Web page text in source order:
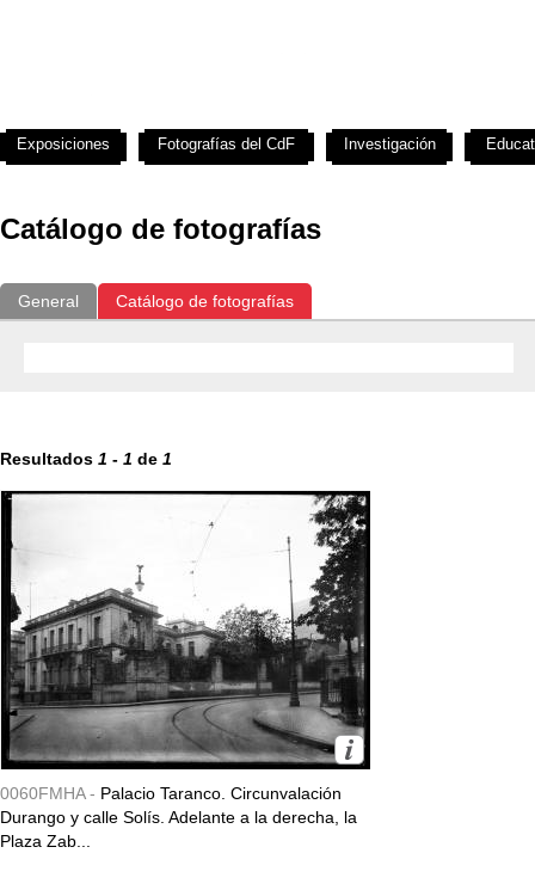
Catálogo de fotografías
General Catálogo de fotografías
Resultados 1 - 1 de 1
0060FMHA - Palacio Taranco. Circunvalación
Durango y calle Solís. Adelante a la derecha, la
Plaza Zab...
Exposiciones Fotografías del CdF Investigación